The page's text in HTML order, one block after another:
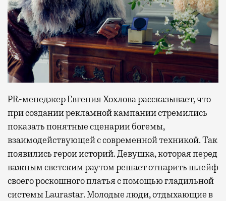
PR-менеджер Евгения Хохлова рассказывает, что
при создании рекламной кампании стремились
показать понятные сценарии богемы,
взаимодействующей с современной техникой. Так
появились герои историй. Девушка, которая перед
важным светским раутом решает отпарить шлейф
своего роскошного платья с помощью гладильной
системы Laurastar. Молодые люди, отдыхающие в